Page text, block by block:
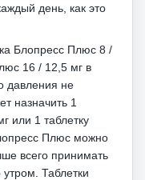
день, как это
Блопресс Плюс 8 /
16 / 12,5 мг в
давления не
назначить 1
или 1 таблетку
Плюс можно
всего принимать
Таблетки